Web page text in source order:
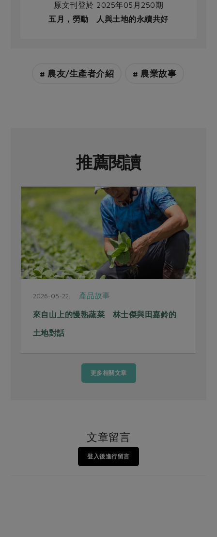
原文刊登於 2025年05月250期
五月，勞動 人與土地的永續共好
# 農友/生產者介紹 # 農業故事
推薦閱讀
2026-05-22 產品故事
來自山上的慢熟蔬菜 林士傑與田嘉鈴的
土地對話
更多相關文章
文章留言
登入後進行留言